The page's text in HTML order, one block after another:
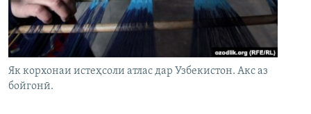
ГУЗОРИШҲОИ РАДИОӢ
Русский
Як корхонаи истеҳсоли атлас дар Узбекистон. Акс аз
бойгонӣ.